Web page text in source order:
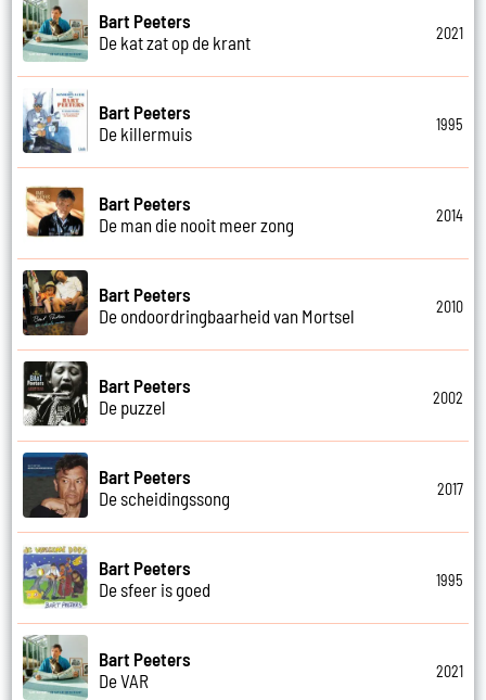
Bart Peeters
De kat zat op de krant
2021
Bart Peeters
De killermuis
1995
Bart Peeters
De man die nooit meer zong
2014
Bart Peeters
De ondoordringbaarheid van Mortsel
2010
Bart Peeters
De puzzel
2002
Bart Peeters
De scheidingssong
2017
Bart Peeters
De sfeer is goed
1995
Bart Peeters
De VAR
2021